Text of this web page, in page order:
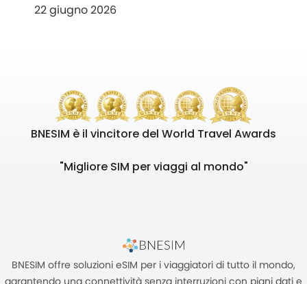
22 giugno 2026
BNESIM è il vincitore del World Travel Awards
"Migliore SIM per viaggi al mondo"
BNESIM offre soluzioni eSIM per i viaggiatori di tutto il mondo,
garantendo una connettività senza interruzioni con piani dati e